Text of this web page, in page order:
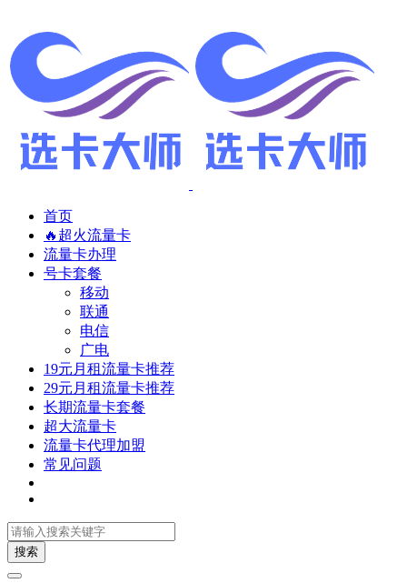
首页
🔥超火流量卡
流量卡办理
号卡套餐
移动
联通
电信
广电
19元月租流量卡推荐
29元月租流量卡推荐
长期流量卡套餐
超大流量卡
流量卡代理加盟
常见问题
搜索